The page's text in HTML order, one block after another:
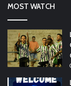
MOST WATCH